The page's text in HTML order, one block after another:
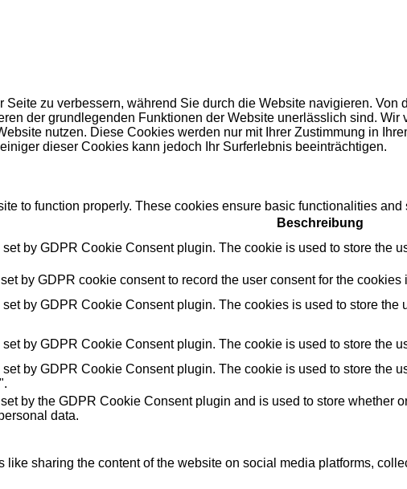
zu verbessern, während Sie durch die Website navigieren.
der grundlegenden Funktionen der Website unerlässlich sind.
nutzen. Diese Cookies werden nur mit Ihrer Zustimmung in
dieser Cookies kann jedoch Ihr Surferlebnis beeinträchtigen.
to function properly. These cookies ensure basic functionalities
Beschreibung
by GDPR Cookie Consent plugin. The cookie is used to store the
by GDPR cookie consent to record the user consent for the
by GDPR Cookie Consent plugin. The cookies is used to store the
by GDPR Cookie Consent plugin. The cookie is used to store the
by GDPR Cookie Consent plugin. The cookie is used to store the
by the GDPR Cookie Consent plugin and is used to store whether
data.
sharing the content of the website on social media platforms,